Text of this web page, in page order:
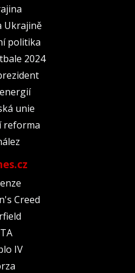
Ukrajině
politika
2024
unie
reforma
Creed
IV